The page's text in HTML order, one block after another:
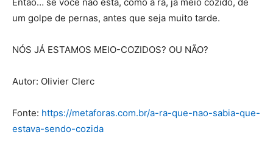
Então… se você não está, como a rã, já meio cozido, dê
um golpe de pernas, antes que seja muito tarde.
NÓS JÁ ESTAMOS MEIO-COZIDOS? OU NÃO?
Autor: Olivier Clerc
Fonte: https://metaforas.com.br/a-ra-que-nao-sabia-que-
estava-sendo-cozida